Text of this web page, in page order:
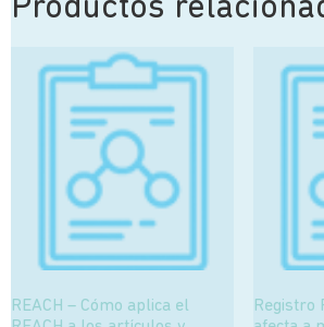
Productos
REACH – Cómo aplica el
Registro